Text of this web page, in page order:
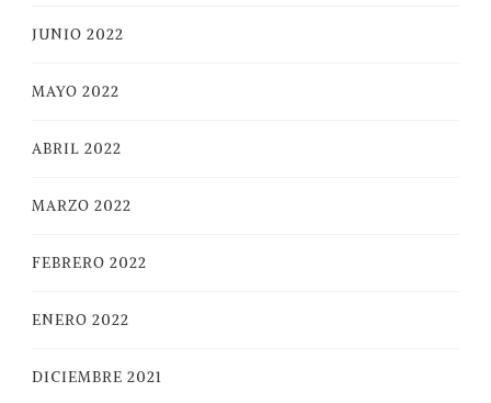
JUNIO 2022
MAYO 2022
ABRIL 2022
MARZO 2022
FEBRERO 2022
ENERO 2022
DICIEMBRE 2021